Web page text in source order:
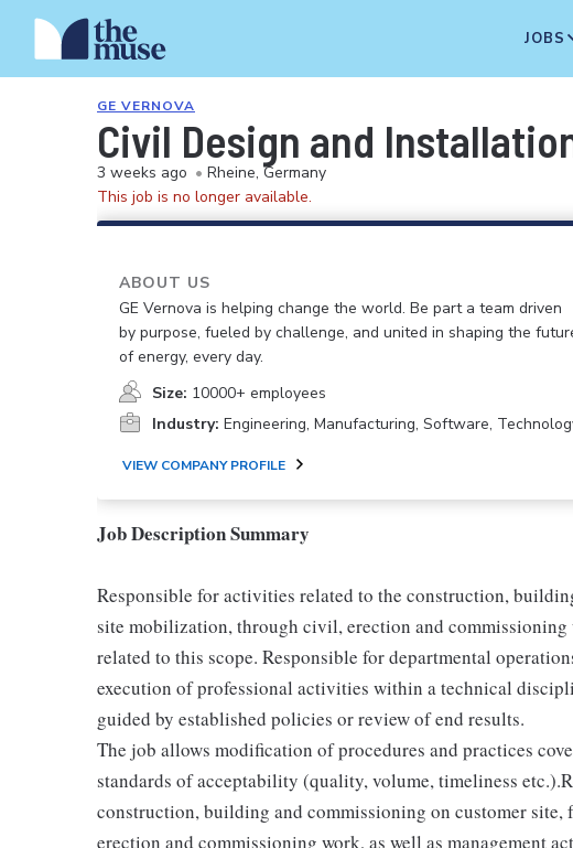
JOBS
GE VERNOVA
Civil Design and
3 weeks ago • Rheine, Germany
This job is no longer available.
ABOUT US
GE Vernova is helping change the world. Be part a team driven
by purpose, fueled by challenge, and united in shaping the
of energy, every day.
Size: 10000+ employees
Industry: Engineering, Manufacturing, Software,
VIEW COMPANY PROFILE
Job Description Summary
Responsible for activities related to the construction,
site mobilization, through civil, erection and commissioning
related to this scope. Responsible for departmental
execution of professional activities within a technical
guided by established policies or review of end results.
The job allows modification of procedures and practices
standards of acceptability (quality, volume, timeliness
construction, building and commissioning on customer
erection and commissioning work, as well as management